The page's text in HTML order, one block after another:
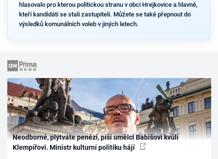
hlasovalo pro kterou politickou stranu v obci Hrejkovice a hlavně,
kteří kandidáti se stali zastupiteli. Můžete se také přepnout do
výsledků komunálních voleb v jiných letech.
Neodborné, plýtváte penězi, píší umělci Babišovi kvůli
Klempířovi. Ministr kulturní politiku hájí